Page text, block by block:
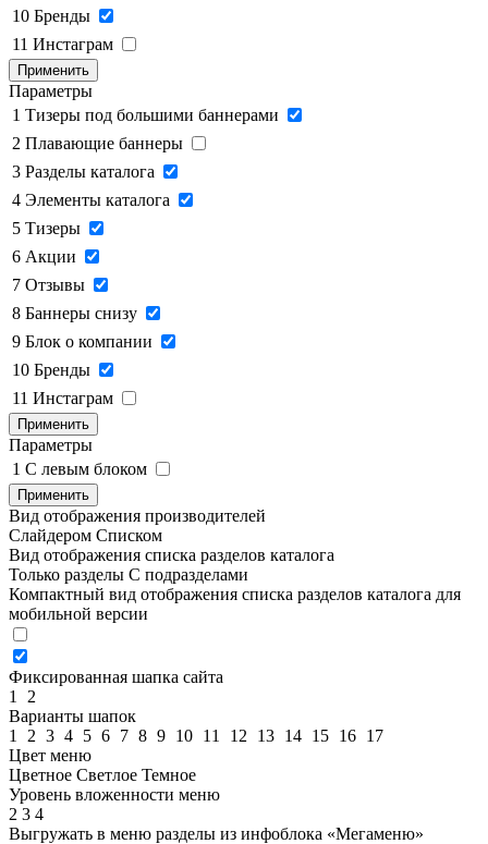
10 Бренды
11 Инстаграм
Применить
Параметры
1 Тизеры под большими баннерами
2 Плавающие баннеры
3 Разделы каталога
4 Элементы каталога
5 Тизеры
6 Акции
7 Отзывы
8 Баннеры снизу
9 Блок о компании
10 Бренды
11 Инстаграм
Применить
Параметры
1 C левым блоком
Применить
Вид отображения производителей
Слайдером Списком
Вид отображения списка разделов каталога
Только разделы С подразделами
Компактный вид отображения списка разделов каталога для
мобильной версии
Фиксированная шапка сайта
1
2
Варианты шапок
1
2 3 4 5 6 7 8 9 10 11 12 13 14 15 16 17
Цвет меню
Цветное Светлое Темное
Уровень вложенности меню
2 3 4
Выгружать в меню разделы из инфоблока «Мегаменю»